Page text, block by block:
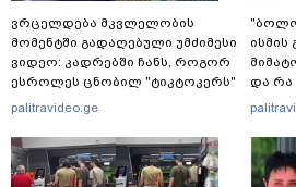
ვრცელდება მკვლელობის
მომენტში გადაღებული უმძიმესი
ვიდეო: კადრებში ჩანს, როგორ
ესროლეს ცნობილ "ტიკტოკერს"
ლაივის დროს - რას ამბობს
palitravideo.ge
"ბოლო
ისმის
და რა